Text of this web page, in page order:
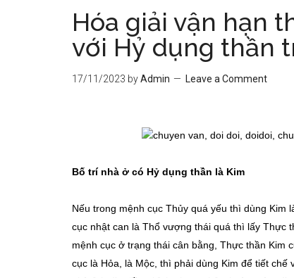
Hóa giải vận hạn
với Hỷ dụng thần
17/11/2023 byAdmin Leave a Comment
Bố trí nhà ở có Hỷ dụng thần là Kim
Nếu trong mệnh cục Thủy quá yếu thì dùng
cục nhật can là Thổ vượng thái quá thì lấy Thực
mệnh cục ở trạng thái cân bằng, Thực thần Kim
cục là Hỏa, là Mộc, thì phải dùng Kim để tiết